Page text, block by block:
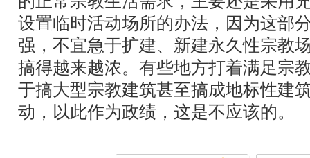
设置临时活动场所的办法，因为这部
强，不宜急于扩建、新建永久性宗教
搞得越来越浓。有些地方打着满足宗
于搞大型宗教建筑甚至搞成地标性建
动，以此作为政绩，这是不应该的。